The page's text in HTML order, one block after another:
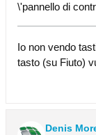
\'pannello di
Io non vendo
tasto (su Fiuto)
Denis